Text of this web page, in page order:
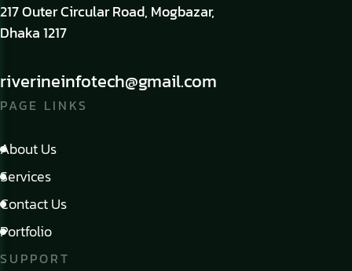
217 Outer Circular Road, Mogbazar,
Dhaka 1217
riverineinfotech@gmail.com
PAGE LINKS
About Us
Services
Contact Us
Portfolio
SUPPORT